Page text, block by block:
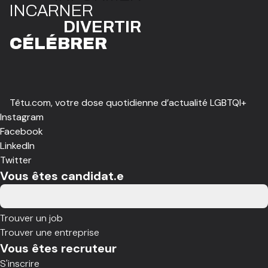
INCARNER
DIVERTIR
CÉLÉBRER
Têtu.com, votre dose quotidienne d’actualité LGBTQI+
Instagram
Facebook
LinkedIn
Twitter
Vous êtes candidat.e
Trouver un job
Trouver une entreprise
Vous êtes recruteur
S'inscrire